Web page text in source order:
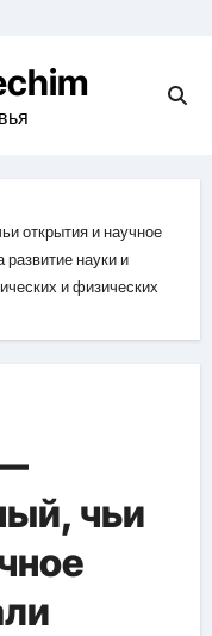
открытия и научное
науки и
и физических
чьи